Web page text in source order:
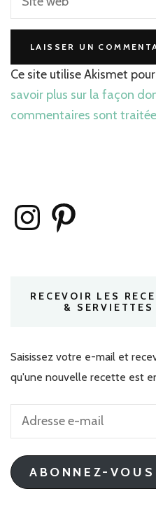
Ce site utilise Akismet
savoir plus sur la façon
commentaires sont
InstagramPinterest
RECEVOIR LES
&
Saisissez votre e-mail et
qu'une nouvelle recette est
Adresse
mail
ABONNEZ-VOUS